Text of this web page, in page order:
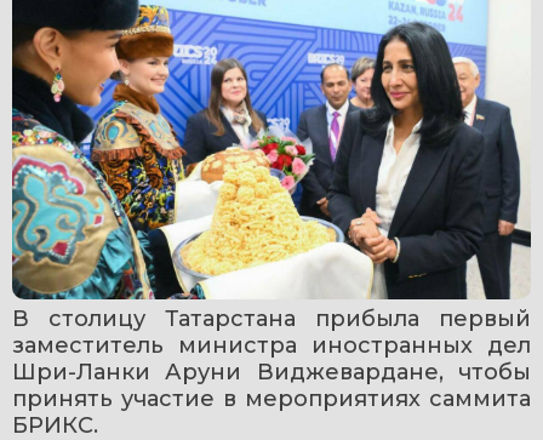
В столицу Татарстана прибыла первый
заместитель министра иностранных дел
Шри-Ланки Аруни Виджевардане, чтобы
принять участие в мероприятиях саммита
БРИКС.